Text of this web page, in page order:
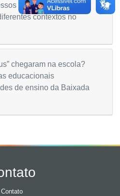
de escolarização na
contextos no
chegaram na escola?
educacionais
de ensino da Baixada
Contato